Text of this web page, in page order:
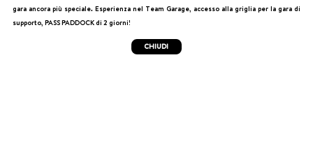
gara ancora più speciale. Esperienza nel Team Garage, accesso alla griglia per la gara di
supporto, PASS PADDOCK di 2 giorni!
CHIUDI